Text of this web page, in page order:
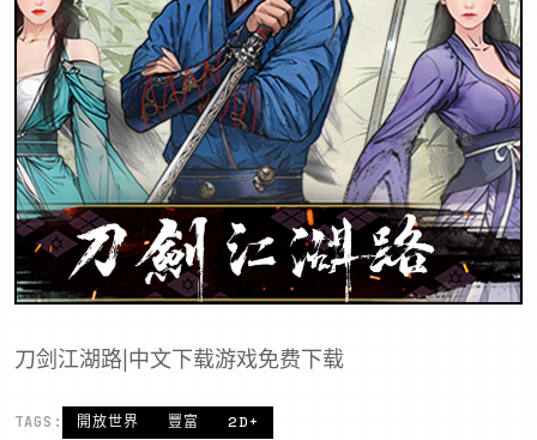
刀剑江湖路|中文下载游戏免费下载
TAGS: 開放世界 豐富 2D+